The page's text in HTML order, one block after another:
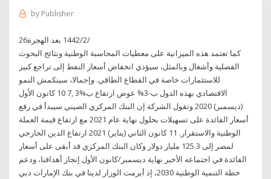
by Publisher
26‏‏/2‏‏/1442 بعد الهجرة
كما تعتمد هذه الميزانية على معطيات المحاسبة الوطنية ونتائج البحوث
الفصلية وأشغال وبالمثل، سيؤدي انخفاض أسعار النفط إلى تراجع كبير
للاستثمارات خاصة في القطاع الطاقي. وإجمالا، سينكمش النمو
الاقتصادي بهذه الدول ب-3% عوض ارتفاع ب%3 ,7 10 كانون الأول
(ديسمبر) 2020 وتقول الشركة إن البنك المركزي الصيني سيبدأ في رفع
أسعار الفائدة على تسهيلات بحلول نهاية عام 2021 مع ارتفاع قيمة العملة
الوطنية والاستقرار. 11 كانون الثاني (يناير) 2021 ارتفاع الدين الخارجي
لمصر إلى 125.3 مليار دولار وكان البنك المركزي قد أبقى على أسعار
الفائدة في اجتماعه الأخير نهاية ديسمبر/كانون الأول إنجاز أهدافنا، ودعم
خطة التنمية الوطنية 2030، إذ أبرمت الوزار لدينا في بنك الإمارات دبي